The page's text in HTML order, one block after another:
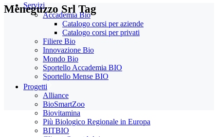
Servizi
Accademia Bio
Catalogo corsi per aziende
Catalogo corsi per privati
Filiere Bio
Innovazione Bio
Mondo Bio
Sportello Accademia BIO
Sportello Mense BIO
Progetti
Alliance
BioSmartZoo
Biovitamina
Più Biologico Regionale in Europa
BITBIO
Meneguzzo Srl Tag